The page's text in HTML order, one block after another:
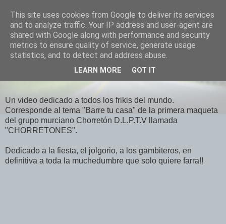
El Otro Lao
Chorretón D.L.P.T.V. - Barre tu casa
Un video dedicado a todos los frikis del mundo.
Corresponde al tema "Barre tu casa" de la primera maqueta
del grupo murciano Chorretón D.L.P.T.V llamada
"CHORRETONES".
Dedicado a la fiesta, el jolgorio, a los gambiteros, en
definitiva a toda la muchedumbre que solo quiere farra!!
This site uses cookies from Google to deliver its services
and to analyze traffic. Your IP address and user-agent are
shared with Google along with performance and security
metrics to ensure quality of service, generate usage
statistics, and to detect and address abuse.
LEARN MORE GOT IT